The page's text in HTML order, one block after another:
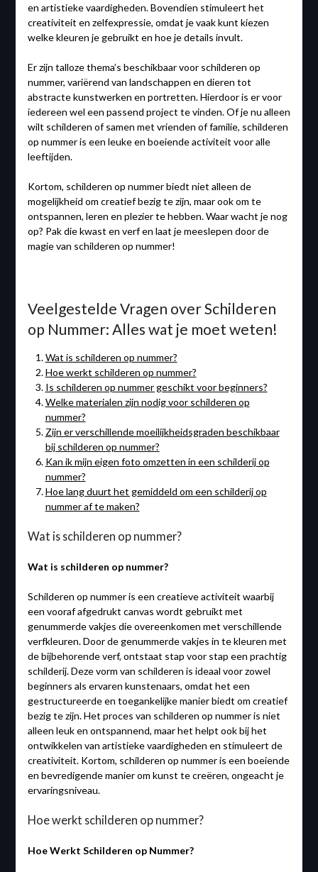
en artistieke vaardigheden. Bovendien stimuleert het
creativiteit en zelfexpressie, omdat je vaak kunt kiezen
welke kleuren je gebruikt en hoe je details invult.
Er zijn talloze thema’s beschikbaar voor schilderen op
nummer, variërend van landschappen en dieren tot
abstracte kunstwerken en portretten. Hierdoor is er voor
iedereen wel een passend project te vinden. Of je nu alleen
wilt schilderen of samen met vrienden of familie, schilderen
op nummer is een leuke en boeiende activiteit voor alle
leeftijden.
Kortom, schilderen op nummer biedt niet alleen de
mogelijkheid om creatief bezig te zijn, maar ook om te
ontspannen, leren en plezier te hebben. Waar wacht je nog
op? Pak die kwast en verf en laat je meeslepen door de
magie van schilderen op nummer!
Veelgestelde Vragen over Schilderen
op Nummer: Alles wat je moet weten!
Wat is schilderen op nummer?
Hoe werkt schilderen op nummer?
Is schilderen op nummer geschikt voor beginners?
Welke materialen zijn nodig voor schilderen op
nummer?
Zijn er verschillende moeilijkheidsgraden beschikbaar
bij schilderen op nummer?
Kan ik mijn eigen foto omzetten in een schilderij op
nummer?
Hoe lang duurt het gemiddeld om een schilderij op
nummer af te maken?
Wat is schilderen op nummer?
Wat is schilderen op nummer?
Schilderen op nummer is een creatieve activiteit waarbij
een vooraf afgedrukt canvas wordt gebruikt met
genummerde vakjes die overeenkomen met verschillende
verfkleuren. Door de genummerde vakjes in te kleuren met
de bijbehorende verf, ontstaat stap voor stap een prachtig
schilderij. Deze vorm van schilderen is ideaal voor zowel
beginners als ervaren kunstenaars, omdat het een
gestructureerde en toegankelijke manier biedt om creatief
bezig te zijn. Het proces van schilderen op nummer is niet
alleen leuk en ontspannend, maar het helpt ook bij het
ontwikkelen van artistieke vaardigheden en stimuleert de
creativiteit. Kortom, schilderen op nummer is een boeiende
en bevredigende manier om kunst te creëren, ongeacht je
ervaringsniveau.
Hoe werkt schilderen op nummer?
Hoe Werkt Schilderen op Nummer?